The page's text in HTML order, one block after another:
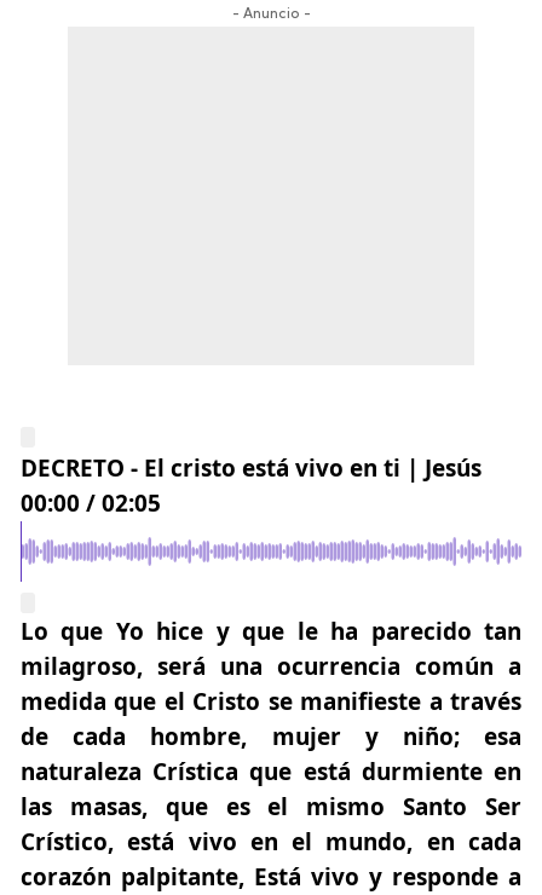
- Anuncio -
DECRETO - El cristo está vivo en ti | Jesús
00:00 /02:05
Lo que Yo hice y que le ha parecido tan
milagroso, será una ocurrencia común a
medida que el Cristo se manifieste a través
de cada hombre, mujer y niño; esa
naturaleza Crística que está durmiente en
las masas, que es el mismo Santo Ser
Crístico,está vivo en el mundo, en cada
corazón palpitante, Está vivo y responde a